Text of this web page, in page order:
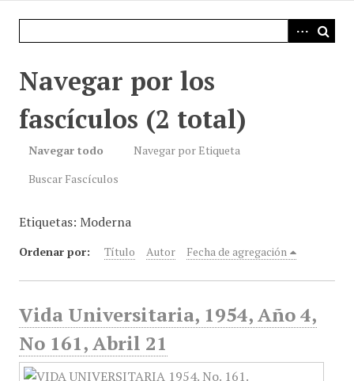
Navegar por los
fascículos (2 total)
Navegar todo
Navegar por Etiqueta
Buscar Fascículos
Etiquetas: Moderna
Ordenar por: Título Autor Fecha de agregación
Vida Universitaria, 1954, Año 4,
No 161, Abril 21